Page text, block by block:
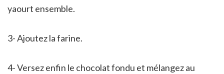
yaourt ensemble.
3- Ajoutez la farine.
4- Versez enfin le chocolat fondu et mélangez au